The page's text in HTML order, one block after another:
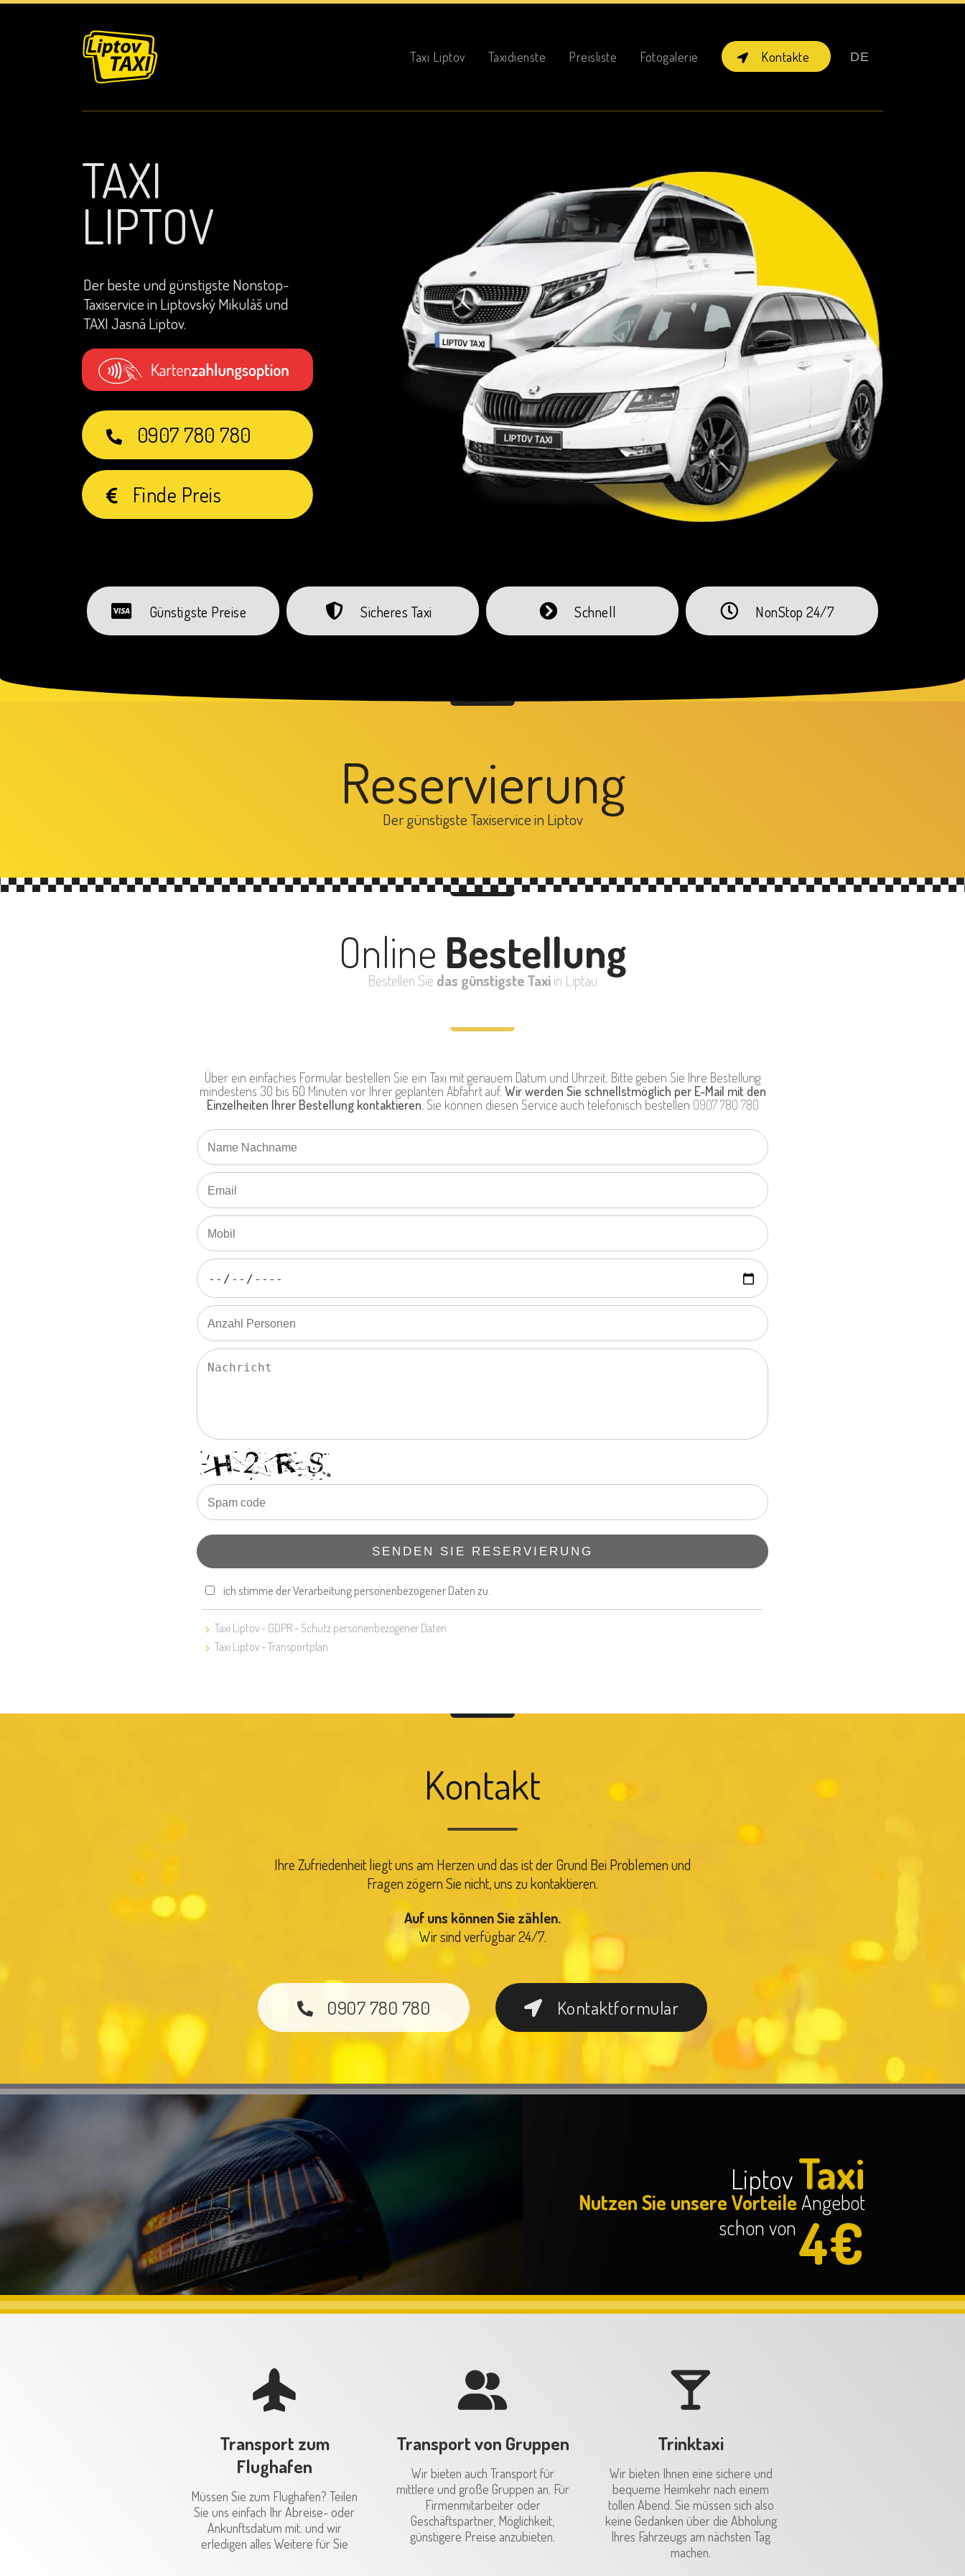
Preisliste
Online-Buchung
Kontakte
Taxi Liptov Taxidienste Preisliste Fotogalerie Kontakte DE
TAXI
LIPTOV
Der beste und günstigste Nonstop-
Taxiservice in Liptovský Mikuláš und
TAXI Jasná Liptov.
0907 780 780
Finde Preis
Günstigste Preise Sicheres Taxi Schnell NonStop 24/7
Reservierung
Der günstigste Taxiservice in Liptov
Online Bestellung
Bestellen Sie das günstigste Taxiin Liptau
Über ein einfaches Formular bestellen Sie ein Taxi mit genauem Datum und Uhrzeit. Bitte geben Sie Ihre Bestellung
mindestens 30 bis 60 Minuten vor Ihrer geplanten Abfahrt auf. Wir werden Sie schnellstmöglich per E-Mail mit den
Einzelheiten Ihrer Bestellung kontaktieren. Sie können diesen Service auch telefonisch bestellen 0907 780 780
SENDEN SIE RESERVIERUNG
ich stimme der Verarbeitung personenbezogener Daten zu.
Taxi Liptov - GDPR - Schutz personenbezogener Daten
Taxi Liptov - Transportplan
Kontakt
Ihre Zufriedenheit liegt uns am Herzen und das ist der Grund Bei Problemen und
Fragen zögern Sie nicht, uns zu kontaktieren.
Auf uns können Sie zählen.
Wir sind verfügbar 24/7.
0907 780 780 Kontaktformular
LiptovTaxi
Nutzen Sie unsere VorteileAngebot
schon von4€
Transport zum
Flughafen
Müssen Sie zum Flughafen? Teilen
Sie uns einfach Ihr Abreise- oder
Ankunftsdatum mit. und wir
erledigen alles Weitere für Sie
Transport von Gruppen
Wir bieten auch Transport für
mittlere und große Gruppen an. Für
Firmenmitarbeiter oder
Geschäftspartner, Möglichkeit,
günstigere Preise anzubieten.
Trinktaxi
Wir bieten Ihnen eine sichere und
bequeme Heimkehr nach einem
tollen Abend. Sie müssen sich also
keine Gedanken über die Abholung
Ihres Fahrzeugs am nächsten Tag
machen.